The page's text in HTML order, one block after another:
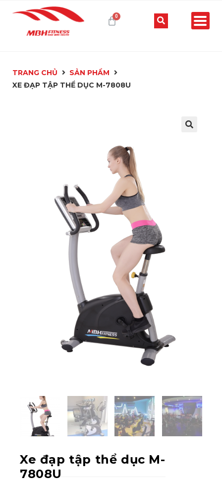
TRANG CHỦ
SẢN PHẨM
XE ĐẠP TẬP THỂ DỤC M-7808U
Xe đạp tập thể dục M-
7808U